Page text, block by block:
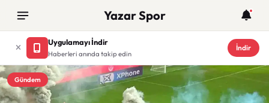
Yazar Spor
Uygulamayı İndir
Haberleri anında takip edin
İndir
Gündem